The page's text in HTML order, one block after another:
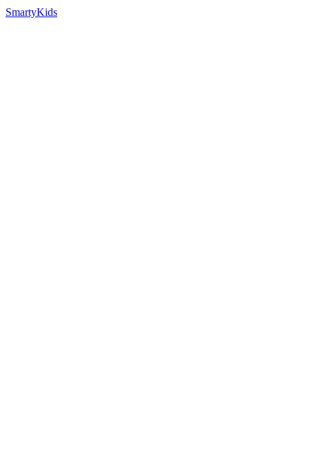
SmartyKids